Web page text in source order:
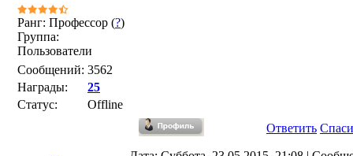
Ранг: Профессор (?)
Группа:
Пользователи
Сообщений: 3562
Награды:
25
Статус:
Offline
Ответить